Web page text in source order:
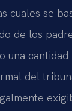
cuales se
de los
una
del